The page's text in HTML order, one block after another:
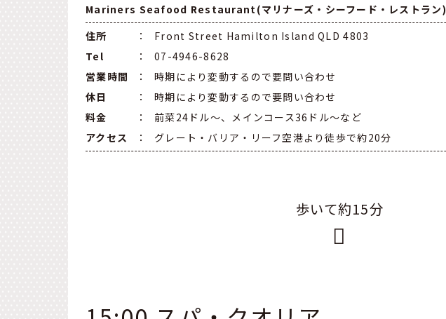
Mariners Seafood Restaurant(マリナーズ・シーフード・レストラン)
住所
：
Front Street Hamilton Island QLD 4803
Tel
：
07-4946-8628
営業時間
：
時期により変動するので要問い合わせ
休日
：
時期により変動するので要問い合わせ
料金
：
前菜24ドル～、メインコース36ドル～など
アクセス
： グレート・バリア・リーフ空港より徒歩で約20分
歩いて約15分